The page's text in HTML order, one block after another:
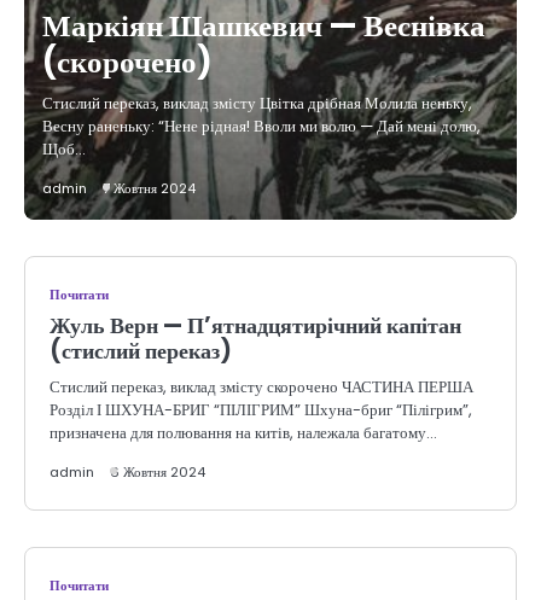
Маркіян Шашкевич — Веснівка
(скорочено)
Стислий переказ, виклад змісту Цвітка дрібная Молила неньку,
Весну раненьку: “Нене рідная! Вволи ми волю — Дай мені долю,
Щоб…
admin 7 Жовтня 2024
Почитати
Жуль Верн — П’ятнадцятирічний капітан
(стислий переказ)
Стислий переказ, виклад змісту скорочено ЧАСТИНА ПЕРША
Розділ І ШХУНА-БРИГ “ПІЛІГРИМ” Шхуна-бриг “Пілігрим”,
призначена для полювання на китів, належала багатому…
admin 6 Жовтня 2024
Почитати